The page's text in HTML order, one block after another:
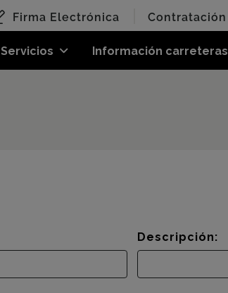
Servicios Información carreteras
Firma Electrónica Contratación
Descripción: